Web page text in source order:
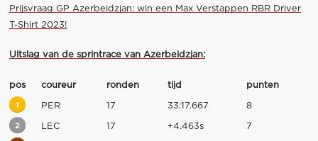
Prijsvraag GP Azerbeidzjan: win een Max Verstappen RBR Driver
T-Shirt 2023!
Uitslag van de sprintrace van Azerbeidzjan:
pos coureur ronden tijd punten
1 PER 17 33:17.667 8
2 LEC 17 +4.463s 7